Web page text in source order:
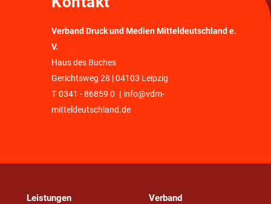
Verband Druck und Medien Mitteldeutschland e.
V.
Haus des Buches
Gerichtsweg 28 | 04103 Leipzig
T 0341 - 86859 0 | info@vdm-
mitteldeutschland.de
Leistungen Verband